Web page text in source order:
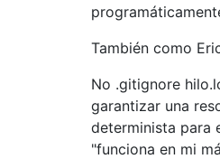
También como
No .gitignore
garantizar una
determinista para
"funciona en mi